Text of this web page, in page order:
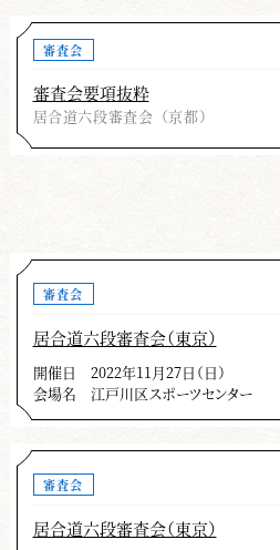
切っ先の高さをあご、水
ようにしてください。腰腹
に切る場合があった。
以上審査に臨む時の所感
＊この記事は、月刊「剣窓」
審査会
審査会要項抜粋
居合道六段審査会（京都）
審査会
居合道六段審査会（東京）
開催日
2022年11月27日（日）
会場名
江戸川区スポーツセンター
審査会
居合道六段審査会（東京）